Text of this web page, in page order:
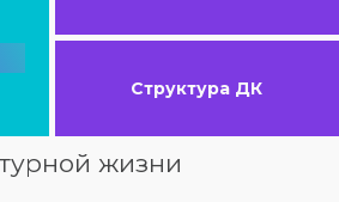
Структура ДК
жизни